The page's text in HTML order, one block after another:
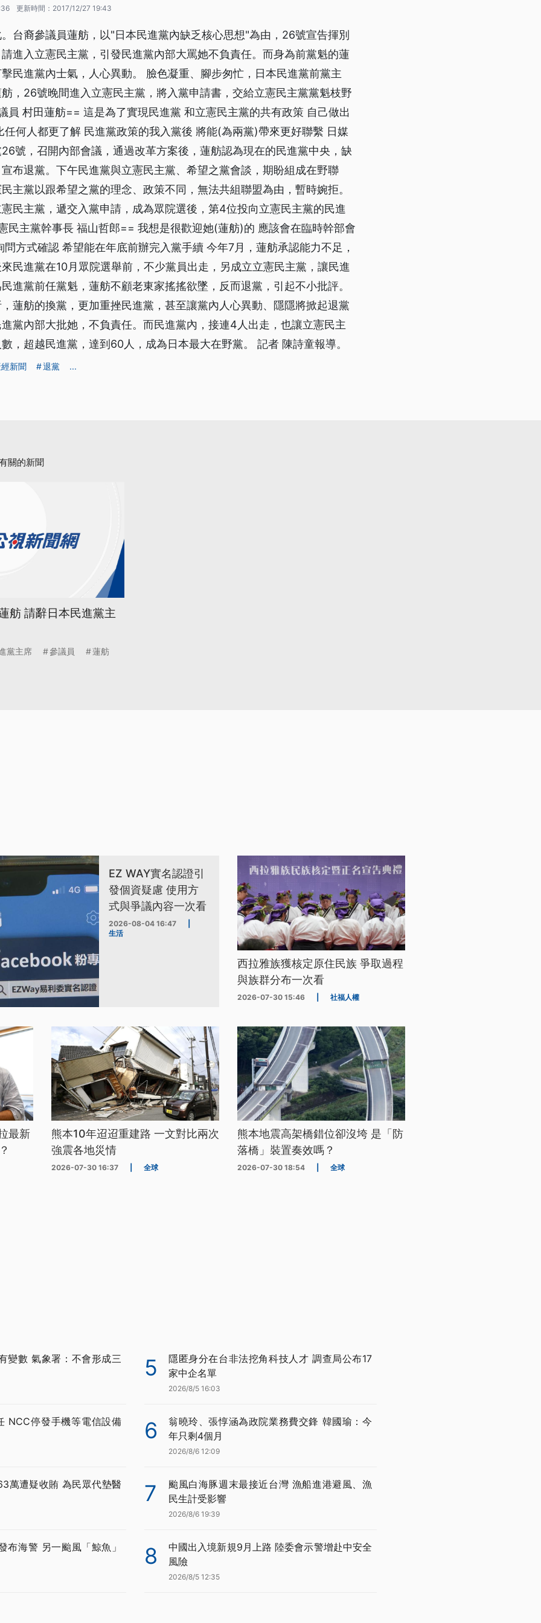
更新時間： 2017/12/27 19:43
台裔參議員蓮舫，以"日本民進黨內缺乏核心思想"為由，26號宣告揮別
進入立憲民主黨，引發民進黨內部大罵她不負責任。而身為前黨魁的蓮
民進黨內士氣，人心異動。 臉色凝重、腳步匆忙，日本民進黨前黨主
，26號晚間進入立憲民主黨，將入黨申請書，交給立憲民主黨黨魁枝野
員 村田蓮舫== 這是為了實現民進黨 和立憲民主黨的共有政策 自己做出
任何人都更了解 民進黨政策的我入黨後 將能(為兩黨)帶來更好聯繫 日媒
號，召開內部會議，通過改革方案後，蓮舫認為現在的民進黨中央，缺
布退黨。下午民進黨與立憲民主黨、希望之黨會談，期盼組成在野聯
主黨以跟希望之黨的理念、政策不同，無法共組聯盟為由，暫時婉拒。
民主黨，遞交入黨申請，成為眾院選後，第4位投向立憲民主黨的民進
民主黨幹事長 福山哲郎== 我想是很歡迎她(蓮舫)的 應該會在臨時幹部會
方式確認 希望能在年底前辦完入黨手續 今年7月，蓮舫承認能力不足，
民進黨在10月眾院選舉前，不少黨員出走，另成立立憲民主黨，讓民進
進黨前任黨魁，蓮舫不顧老東家搖搖欲墜，反而退黨，引起不小批評。
蓮舫的換黨，更加重挫民進黨，甚至讓黨內人心異動、隱隱將掀起退黨
黨內部大批她，不負責任。而民進黨內，接連4人出走，也讓立憲民主
，超越民進黨，達到60人，成為日本最大在野黨。 記者 陳詩童報導。
新聞 退黨 ...
關的新聞
舫 請辭日本民進黨主
黨主席 參議員 蓮舫
EZ WAY實名認證引
發個資疑慮 使用方
式與爭議內容一次看
2026-08-04 16:47
生活
西拉雅族獲核定原住民族 爭取過程
與族群分布一次看
2026-07-30 15:46 社福人權
最新
熊本10年迢迢重建路 一文對比兩次
強震各地災情
2026-07-30 16:37 全球
熊本地震高架橋錯位卻沒垮 是「防
落橋」裝置奏效嗎？
2026-07-30 18:54 全球
變數 氣象署：不會形成三
NCC停發手機等電信設備
萬遭疑收賄 為民眾代墊醫
布海警 另一颱風「鯨魚」
5
隱匿身分在台非法挖角科技人才 調查局公布17
家中企名單
2026/8/5 16:03
6
翁曉玲、張惇涵為政院業務費交鋒 韓國瑜：今
年只剩4個月
2026/8/6 12:09
7
颱風白海豚週末最接近台灣 漁船進港避風、漁
民生計受影響
2026/8/6 19:39
8
中國出入境新規9月上路 陸委會示警增赴中安全
風險
2026/8/5 12:35